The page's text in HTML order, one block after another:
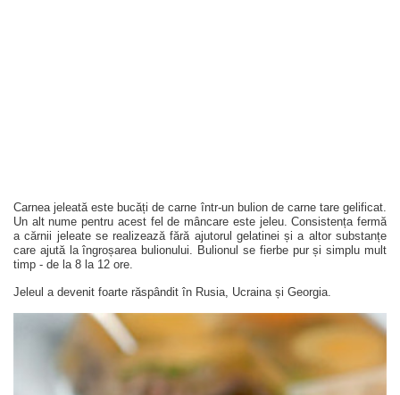
Carnea jeleată este bucăți de carne într-un bulion de carne tare gelificat.
Un alt nume pentru acest fel de mâncare este jeleu. Consistența fermă
a cărnii jeleate se realizează fără ajutorul gelatinei și a altor substanțe
care ajută la îngroșarea bulionului. Bulionul se fierbe pur și simplu mult
timp - de la 8 la 12 ore.
Jeleul a devenit foarte răspândit în Rusia, Ucraina și Georgia.